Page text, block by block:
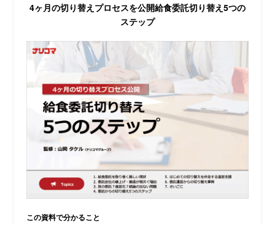
4ヶ月の切り替えプロセスを公開給食委託切り替え5つの
ステップ
この資料で分かること